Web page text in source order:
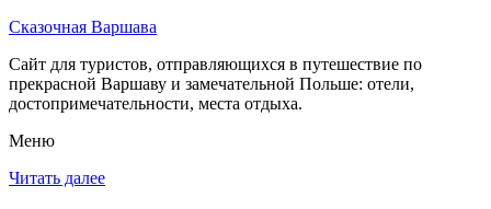
Сказочная Варшава
Сайт для туристов, отправляющихся в путешествие по
прекрасной Варшаву и замечательной Польше: отели,
достопримечательности, места отдыха.
Меню
Читать далее